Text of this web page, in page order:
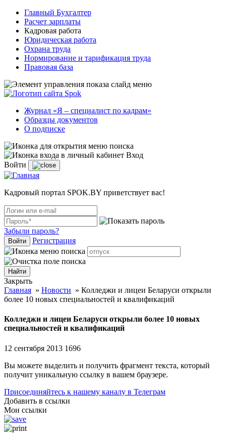
Главный Бухгалтер
Расчет зарплаты
Кадровая работа
Юридическая работа
Охрана труда
Нормирование и тарификация труда
Правовая база
Журнал «Я – специалист по кадрам»
Образцы документов
О подписке
Вход
Войти
Кадровый портал SPOK.BY приветствует вас!
Забыли пароль?
Войти Регистрация
Закрыть
Главная » Новости » Колледжи и лицеи Беларуси открыли
более 10 новых специальностей и квалификаций
Колледжи и лицеи Беларуси открыли более 10 новых
специальностей и квалификаций
12 сентября 2013 1696
Вы можете выделить и получить фрагмент текста, который
получит уникальную ссылку в вашем браузере.
Присоединяйтесь к нашему каналу в Телеграм
Добавить в ссылки
Мои ссылки